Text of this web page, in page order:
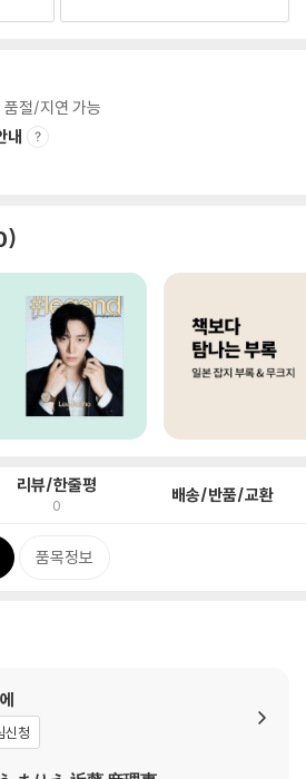
품절/지연 가능
내
리뷰/한줄평
0 배송/반품/교환
품목정보
신청